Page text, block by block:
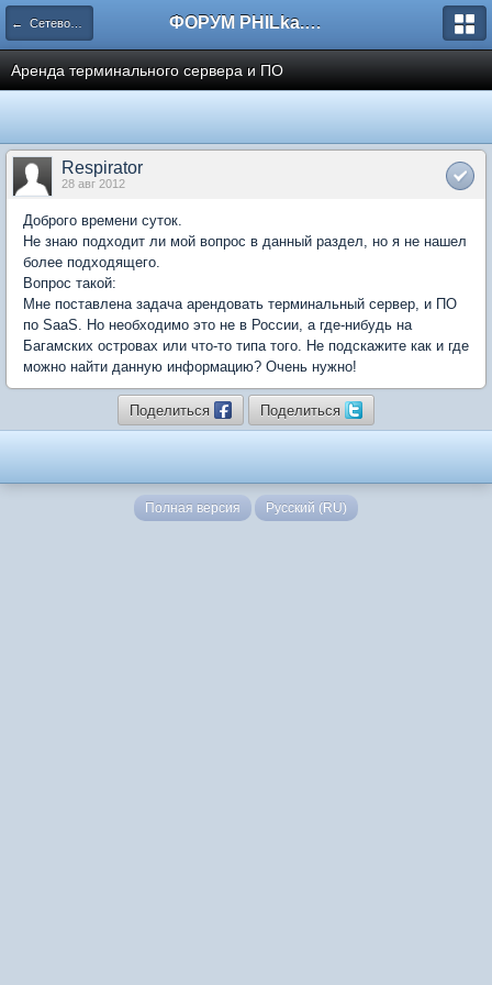
← Сетевое оборудование ФОРУМ PHILka.RU
Аренда терминального сервера и ПО
Respirator
28 авг 2012
Доброго времени суток.
Не знаю подходит ли мой вопрос в данный раздел, но я не нашел
более подходящего.
Вопрос такой:
Мне поставлена задача арендовать терминальный сервер, и ПО
по SaaS. Но необходимо это не в России, а где-нибудь на
Багамских островах или что-то типа того. Не подскажите как и где
можно найти данную информацию? Очень нужно!
Поделиться Поделиться
Полная версия Русский (RU)